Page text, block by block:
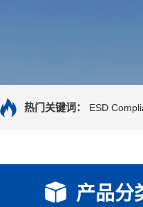
热门关键词： ESD
产品分